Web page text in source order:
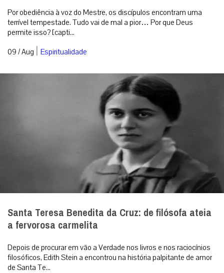
Por obediência à voz do Mestre, os discípulos encontram uma
terrível tempestade. Tudo vai de mal a pior… Por que Deus
permite isso? [capti...
09 / Aug | Espiritualidade
Santa Teresa Benedita da Cruz: de filósofa ateia
a fervorosa carmelita
Depois de procurar em vão a Verdade nos livros e nos raciocínios
filosóficos, Edith Stein a encontrou na história palpitante de amor
de Santa Te...